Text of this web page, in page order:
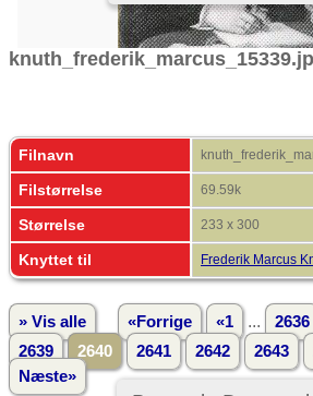
Filnavn
Filstørrelse 69.59k
Størrelse 233 x 300
Knyttet til Frederik Marcus
» Vis alle «Forrige «1 ... 2636
2639
2640 2641 2642 2643
Næste»